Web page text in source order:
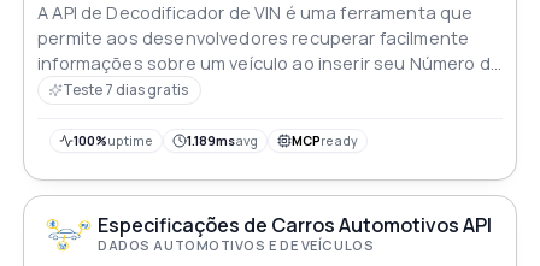
A API de Decodificador de VIN é uma ferramenta que
permite aos desenvolvedores recuperar facilmente
informações sobre um veículo ao inserir seu Número de
Identificação do Veículo (VIN) A API pode decodificar
como a marca e o modelo do veículo o ano em que foi
Teste 7 dias gratis
100%uptime 1.189msavg MCPready
Especificações de Carros Automotivos API
DADOS AUTOMOTIVOS E DE VEÍCULOS